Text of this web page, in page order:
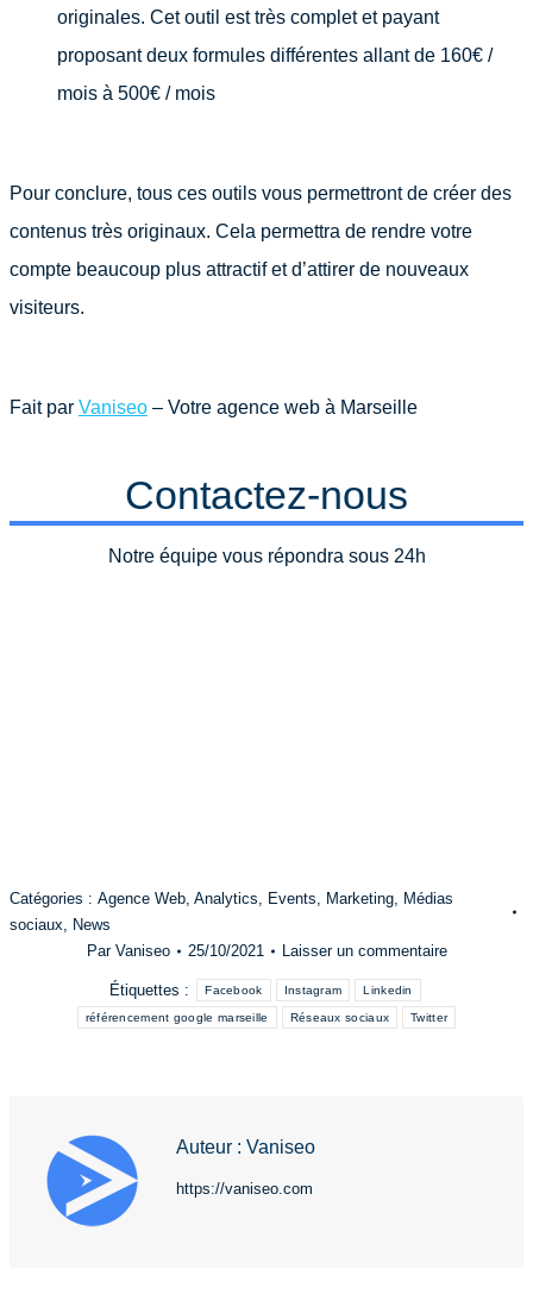
originales. Cet outil est très complet et payant
proposant deux formules différentes allant de 160€ /
mois à 500€ / mois
Pour conclure, tous ces outils vous permettront de créer des
contenus très originaux. Cela permettra de rendre votre
compte beaucoup plus attractif et d’attirer de nouveaux
visiteurs.
Fait par Vaniseo – Votre agence web à Marseille
Contactez-nous
Notre équipe vous répondra sous 24h
Catégories : Agence Web, Analytics, Events, Marketing, Médias
sociaux, News
Par Vaniseo 25/10/2021 Laisser un commentaire
Étiquettes : Facebook Instagram Linkedin
référencement google marseille Réseaux sociaux Twitter
Auteur : Vaniseo
https://vaniseo.com